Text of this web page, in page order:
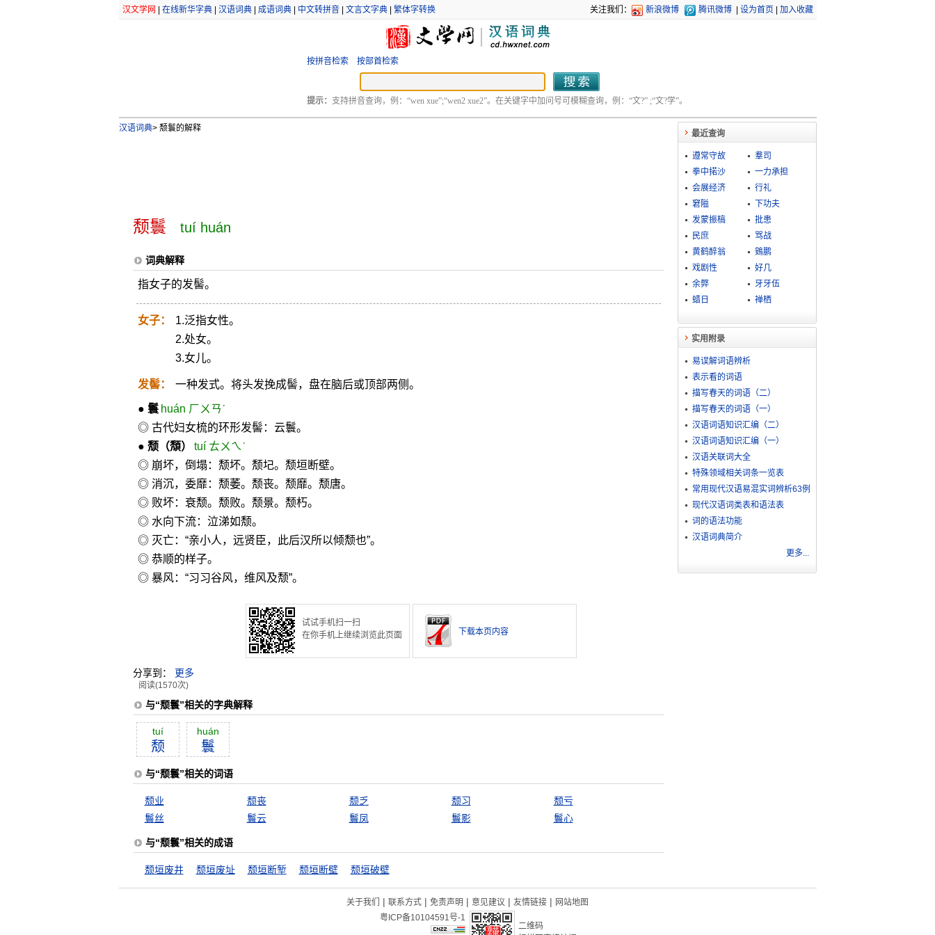
汉文学网 在线新华字典| 汉语词典| 成语词典| 中文转拼音| 文言文字典| 繁体字转换 关注我们： 新浪微博 腾讯微博 设为首页 加入收藏
按拼音检索 按部首检索
提示： 支持拼音查询，例：“wen xue”;“wen2 xue2”。在关键字中加问号可模糊查询，例：“文?” ;“文?学”。
汉语词典>颓鬟的解释
颓鬟 tuí huán
词典解释
指女子的发髻。
女子：
1.泛指女性。
2.处女。
3.女儿。
发髻： 一种发式。将头发挽成髻，盘在脑后或顶部两侧。
● 鬟 huán ㄏㄨㄢˊ
◎ 古代妇女梳的环形发髻：云鬟。
● 颓（頽）
tuí ㄊㄨㄟˊ
◎ 崩坏，倒塌：颓坏。颓圮。颓垣断壁。
◎ 消沉，委靡：颓萎。颓丧。颓靡。颓唐。
◎ 败坏：衰颓。颓败。颓景。颓朽。
◎ 水向下流：泣涕如颓。
◎ 灭亡：“亲小人，远贤臣，此后汉所以倾颓也”。
◎ 恭顺的样子。
◎ 暴风：“习习谷风，维风及颓”。
试试手机扫一扫
在你手机上继续浏览此页面
下载本页内容
分享到： 更多
阅读(1570次)
与“颓鬟”相关的字典解释
tuí
颓
huán
鬟
与“颓鬟”相关的词语
颓业 颓丧 颓乏 颓习
颓亏
鬟丝
鬟云 鬟凤 鬟影 鬟心
与“颓鬟”相关的成语
颓垣废井 颓垣废址 颓垣断堑 颓垣断壁 颓垣破壁
最近查询
遵常守故
羣司
拳中掿沙
一力承担
会展经济
行礼
窘隘
下功夫
发蒙振槁
批患
民庶
骂战
黄鹤醉翁
鴳鹏
戏剧性
好几
余弊
牙牙伍
蜡日
禅栖
实用附录
易误解词语辨析
表示看的词语
描写春天的词语（二）
描写春天的词语（一）
汉语词语知识汇编（二）
汉语词语知识汇编（一）
汉语关联词大全
特殊领域相关词条一览表
常用现代汉语易混实词辨析63例
现代汉语词类表和语法表
词的语法功能
汉语词典简介
更多...
关于我们 | 联系方式 | 免责声明 | 意见建议 | 友情链接 | 网站地图
粤ICP备10104591号-1
二维码